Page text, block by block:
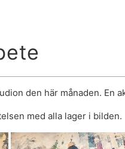
den här månaden. En
med alla lager i bilden.